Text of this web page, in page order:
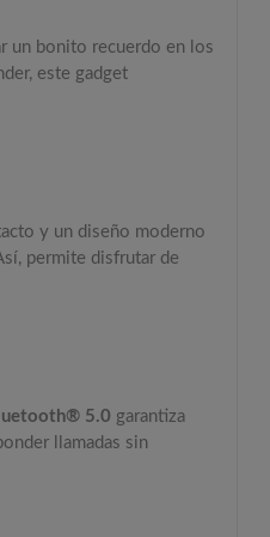
un bonito recuerdo en los
este gadget
y un diseño moderno
permite disfrutar de
5.0 garantiza
llamadas sin